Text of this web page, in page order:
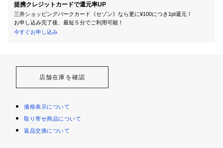
提携クレジットカードで還元率UP
三井ショッピングパークカード《セゾン》なら更に¥100につき1pt還元！
お申し込み完了後、最短５分でご利用可能！
今すぐお申し込み
店舗在庫を確認
価格表示について
取り寄せ商品について
返品交換について